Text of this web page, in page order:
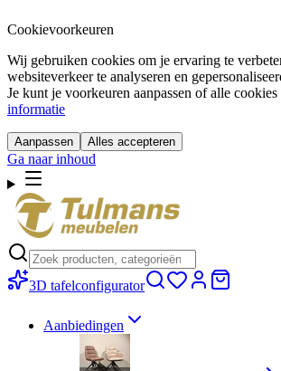
Cookievoorkeuren
Wij gebruiken cookies om je ervaring te
websiteverkeer te analyseren en
Je kunt je voorkeuren aanpassen of alle cookies
informatie
Aanpassen Alles accepteren
Ga naar inhoud
3D tafelconfigurator
Aanbiedingen